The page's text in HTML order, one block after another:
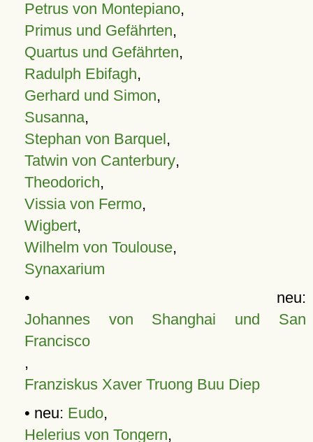
Petrus von Montepiano,
Primus und Gefährten,
Quartus und Gefährten,
Radulph Ebifagh,
Gerhard und Simon,
Susanna,
Stephan von Barquel,
Tatwin von Canterbury,
Theodorich,
Vissia von Fermo,
Wigbert,
Wilhelm von Toulouse,
Synaxarium
• neu:
Johannes von Shanghai und San
Francisco
,
Franziskus Xaver Truong Buu Diep
• neu: Eudo,
Helerius von Tongern,